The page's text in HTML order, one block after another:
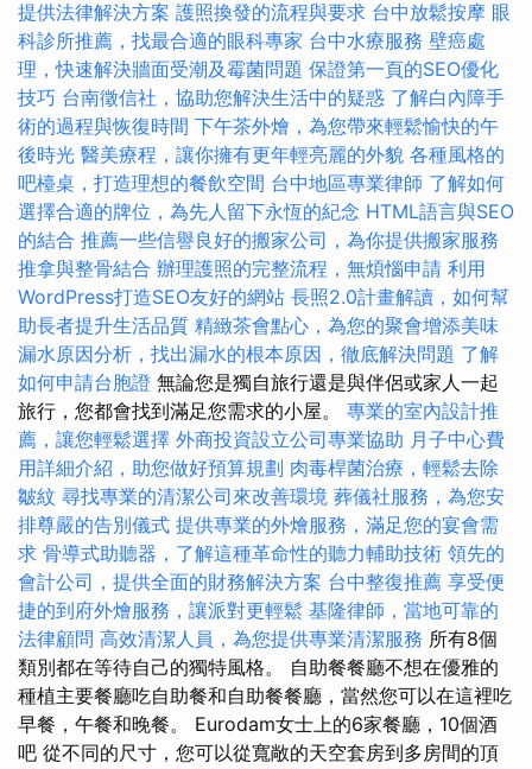
提供法律解決方案 護照換發的流程與要求 台中放鬆按摩 眼
科診所推薦，找最合適的眼科專家 台中水療服務 壁癌處
理，快速解決牆面受潮及霉菌問題 保證第一頁的SEO優化
技巧 台南徵信社，協助您解決生活中的疑惑 了解白內障手
術的過程與恢復時間 下午茶外燴，為您帶來輕鬆愉快的午
後時光 醫美療程，讓你擁有更年輕亮麗的外貌 各種風格的
吧檯桌，打造理想的餐飲空間 台中地區專業律師 了解如何
選擇合適的牌位，為先人留下永恆的紀念 HTML語言與SEO
的結合 推薦一些信譽良好的搬家公司，為你提供搬家服務
推拿與整骨結合 辦理護照的完整流程，無煩惱申請 利用
WordPress打造SEO友好的網站 長照2.0計畫解讀，如何幫
助長者提升生活品質 精緻茶會點心，為您的聚會增添美味
漏水原因分析，找出漏水的根本原因，徹底解決問題 了解
如何申請台胞證 無論您是獨自旅行還是與伴侶或家人一起
旅行，您都會找到滿足您需求的小屋。 專業的室內設計推
薦，讓您輕鬆選擇 外商投資設立公司專業協助 月子中心費
用詳細介紹，助您做好預算規劃 肉毒桿菌治療，輕鬆去除
皺紋 尋找專業的清潔公司來改善環境 葬儀社服務，為您安
排尊嚴的告別儀式 提供專業的外燴服務，滿足您的宴會需
求 骨導式助聽器，了解這種革命性的聽力輔助技術 領先的
會計公司，提供全面的財務解決方案 台中整復推薦 享受便
捷的到府外燴服務，讓派對更輕鬆 基隆律師，當地可靠的
法律顧問 高效清潔人員，為您提供專業清潔服務 所有8個
類別都在等待自己的獨特風格。 自助餐餐廳不想在優雅的
種植主要餐廳吃自助餐和自助餐餐廳，當然您可以在這裡吃
早餐，午餐和晚餐。 Eurodam女士上的6家餐廳，10個酒
吧 從不同的尺寸，您可以從寬敞的天空套房到多房間的頂